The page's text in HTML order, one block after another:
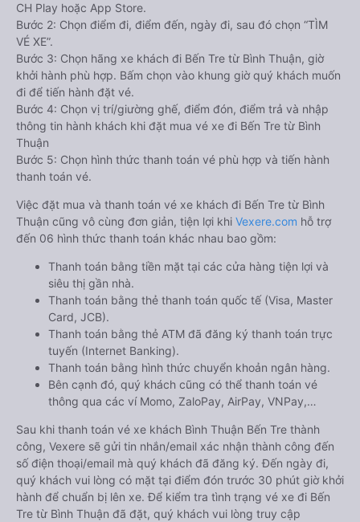
CH Play hoặc App Store.
Bước 2: Chọn điểm đi, điểm đến, ngày đi, sau đó chọn “TÌM
VÉ XE”.
Bước 3: Chọn hãng xe khách đi Bến Tre từ Bình Thuận, giờ
khởi hành phù hợp. Bấm chọn vào khung giờ quý khách muốn
đi để tiến hành đặt vé.
Bước 4: Chọn vị trí/giường ghế, điểm đón, điểm trả và nhập
thông tin hành khách khi đặt mua vé xe đi Bến Tre từ Bình
Thuận
Bước 5: Chọn hình thức thanh toán vé phù hợp và tiến hành
thanh toán vé.
Việc đặt mua và thanh toán vé xe khách đi Bến Tre từ Bình
Thuận cũng vô cùng đơn giản, tiện lợi khi Vexere.com hỗ trợ
đến 06 hình thức thanh toán khác nhau bao gồm:
Thanh toán bằng tiền mặt tại các cửa hàng tiện lợi và
siêu thị gần nhà.
Thanh toán bằng thẻ thanh toán quốc tế (Visa, Master
Card, JCB).
Thanh toán bằng thẻ ATM đã đăng ký thanh toán trực
tuyến (Internet Banking).
Thanh toán bằng hình thức chuyển khoản ngân hàng.
Bên cạnh đó, quý khách cũng có thể thanh toán vé
thông qua các ví Momo, ZaloPay, AirPay, VNPay,…
Sau khi thanh toán vé xe khách Bình Thuận Bến Tre thành
công, Vexere sẽ gửi tin nhắn/email xác nhận thành công đến
số điện thoại/email mà quý khách đã đăng ký. Đến ngày đi,
quý khách vui lòng có mặt tại điểm đón trước 30 phút giờ khởi
hành để chuẩn bị lên xe. Để kiểm tra tình trạng vé xe đi Bến
Tre từ Bình Thuận đã đặt, quý khách vui lòng truy cập